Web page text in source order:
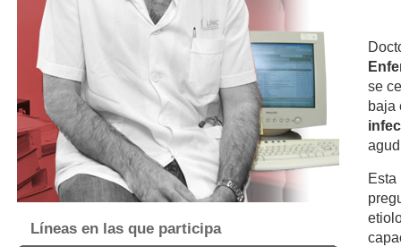
se
baja
Esta
Líneas en las que participa